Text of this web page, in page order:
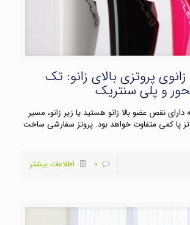
پروتزی بالای زانو: تک
و پلی سنتریک
دارای نقص عضو بالا زانو هستید یا زیر زانو، مسیر
پا کمی متفاوت خواهد بود. پروتز سفارشی ساخت
0 اطلاعات بیشتر